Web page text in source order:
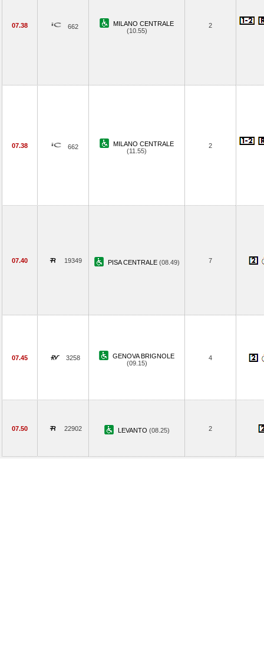
07.38 662
MILANO CENTRALE
(10.55)
2
07.38 662
MILANO CENTRALE
(11.55)
2
07.40 19349 PISA CENTRALE (08.49) 7
07.45 3258
GENOVA BRIGNOLE
(09.15)
4
07.50 22902 LEVANTO (08.25) 2